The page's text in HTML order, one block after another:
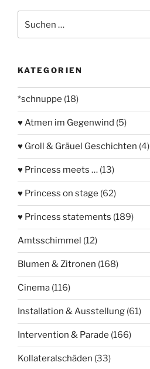
nach:
KATEGORIEN
*schnuppe (18)
♥ Atmen im Gegenwind (5)
♥ Groll & Gräuel Geschichten (4)
♥ Princess meets … (13)
♥ Princess on stage (62)
♥ Princess statements (189)
Amtsschimmel (12)
Blumen & Zitronen (168)
Cinema (116)
Installation & Ausstellung (61)
Intervention & Parade (166)
Kollateralschäden (33)